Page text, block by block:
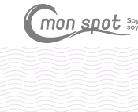
Panneau de gestion